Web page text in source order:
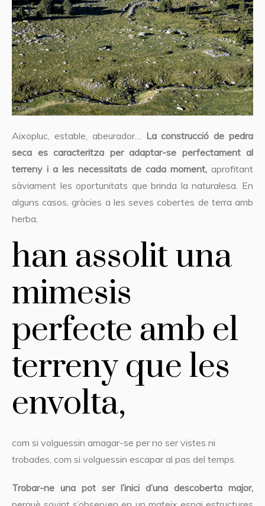
Aixopluc, estable, abeurador… La construcció de pedra
seca es caracteritza per adaptar-se perfectament al
terreny i a les necessitats de cada moment, aprofitant
sàviament les oportunitats que brinda la naturalesa. En
alguns casos, gràcies a les seves cobertes de terra amb
herba,
han assolit una
mimesis
perfecte amb el
terreny que les
envolta,
com si volguessin amagar-se per no ser vistes ni
trobades, com si volguessin escapar al pas del temps.
Trobar-ne una pot ser l’inici d’una descoberta major,